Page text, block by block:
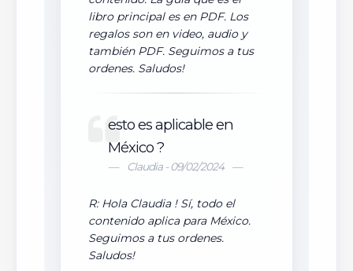
libro principal es en PDF. Los
regalos son en video, audio y
también PDF. Seguimos a tus
ordenes. Saludos!
esto es aplicable en
México ?
Claudia - 09/02/2024
R: Hola Claudia ! Sí, todo el
contenido aplica para México.
Seguimos a tus ordenes.
Saludos!